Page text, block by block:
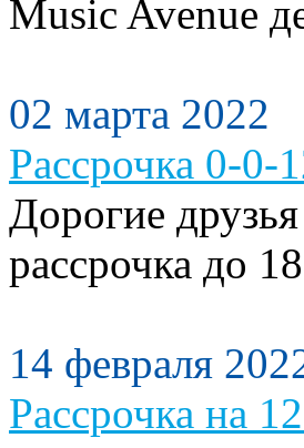
Music Avenue
02 марта 2022
Рассрочка 0-0-
Дорогие
рассрочка до
14 февраля
Рассрочка на